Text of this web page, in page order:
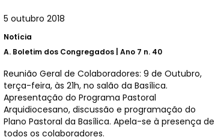
5 outubro 2018
Notícia
A. Boletim dos Congregados | Ano 7 n. 40
Reunião Geral de Colaboradores: 9 de Outubro,
terça-feira, às 21h, no salão da Basílica.
Apresentação do Programa Pastoral
Arquidiocesano, discussão e programação do
Plano Pastoral da Basílica. Apela-se à presença de
todos os colaboradores.